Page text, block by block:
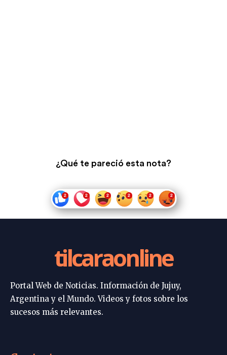
¿Qué te pareció esta nota?
tilcaraonline
Portal Web de Noticias. Información de Jujuy,
Argentina y el Mundo. Videos y fotos sobre los
sucesos más relevantes.